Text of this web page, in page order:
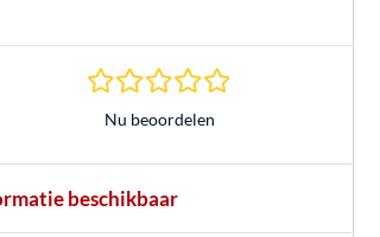
0.0 sterren
Nu beoordelen
beschikbaar